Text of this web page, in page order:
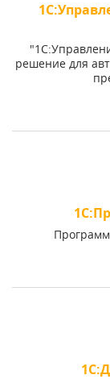
решение для